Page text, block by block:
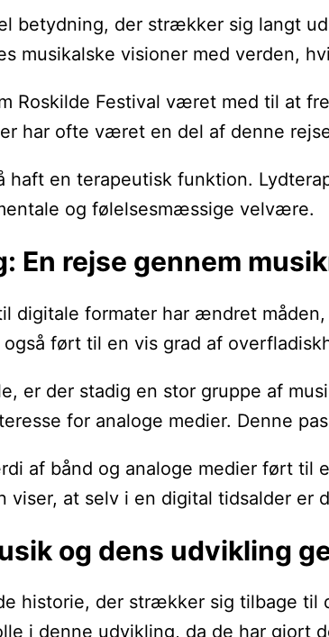
betydning, der strækker sig langt
musikalske visioner med verden,
Roskilde Festival været med til at
har ofte været en del af denne
haft en terapeutisk funktion.
og følelsesmæssige velvære.
En rejse gennem
digitale formater har ændret
ført til en vis grad af
er der stadig en stor gruppe af
for analoge medier. Denne
af bånd og analoge medier ført til
at selv i en digital tidsalder er
og dens udvikling
historie, der strækker sig tilbage
i denne udvikling, da de har